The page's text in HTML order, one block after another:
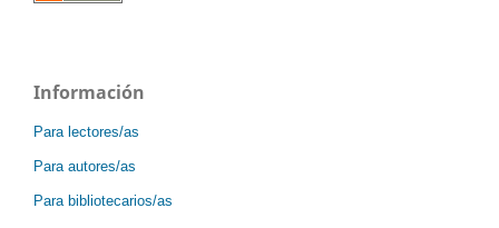
Información
Para lectores/as
Para autores/as
Para bibliotecarios/as